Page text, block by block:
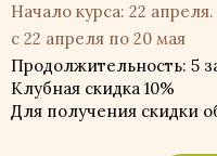
Начало курса: 22
с 22 апреля по 20 мая
Продолжительность: 5
Клубная скидка 10%
Для получения скидки